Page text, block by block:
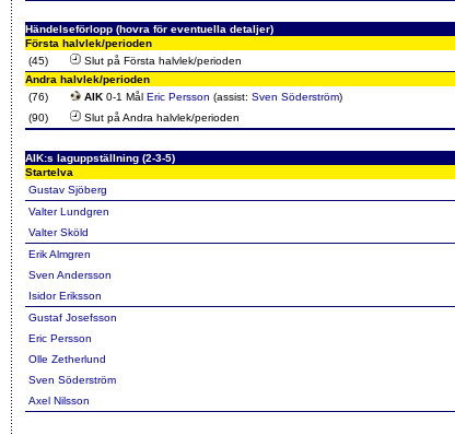
Händelseförlopp (hovra för eventuella detaljer)
Första halvlek/perioden
(45)
Slut på Första halvlek/perioden
Andra halvlek/perioden
(76)
AIK 0-1 Mål Eric Persson (assist: Sven Söderström)
(90)
Slut på Andra halvlek/perioden
AIK:s laguppställning (2-3-5)
Startelva
Gustav Sjöberg
Valter Lundgren
Valter Sköld
Erik Almgren
Sven Andersson
Isidor Eriksson
Gustaf Josefsson
Eric Persson
Olle Zetherlund
Sven Söderström
Axel Nilsson